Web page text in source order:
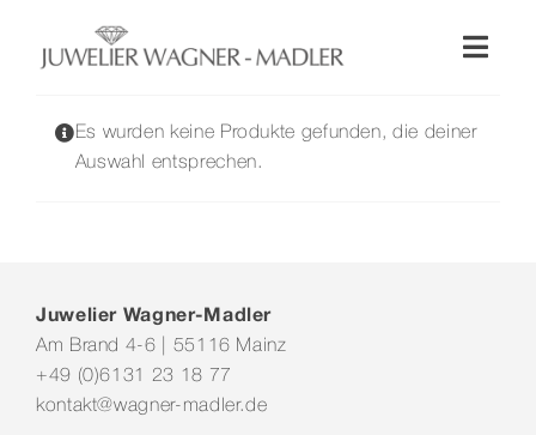
springen
Wellendorff
Es wurden keine Produkte gefunden, die deiner
Auswahl entsprechen.
Juwelier Wagner-Madler
Am Brand 4-6 | 55116 Mainz
+49 (0)6131 23 18 77
kontakt@wagner-madler.de